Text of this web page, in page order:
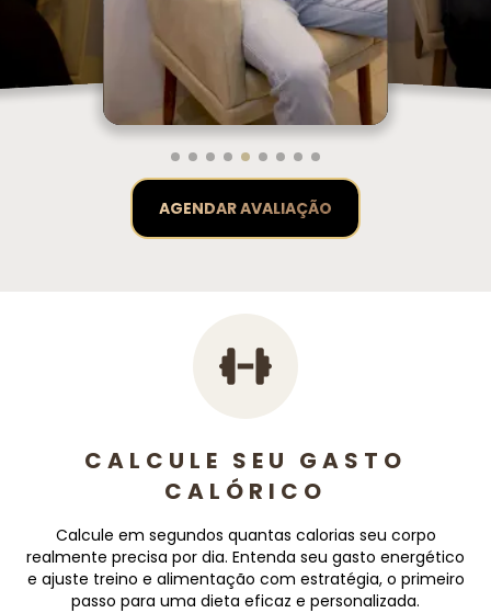
AGENDAR AVALIAÇÃO
CALCULE SEU GASTO
CALÓRICO
Calcule em segundos quantas calorias seu corpo
realmente precisa por dia. Entenda seu gasto energético
e ajuste treino e alimentação com estratégia, o primeiro
passo para uma dieta eficaz e personalizada.